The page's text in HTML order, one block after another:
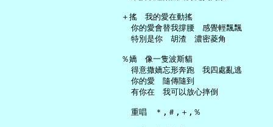
   ＋搖　我的愛在動搖
     你的愛會替我撐腰　感覺輕飄飄
     特別是你　胡渣　濃密菱角
   ％嬌　像一隻波斯貓
     得意撒嬌忘形奔跑　我四處亂逃
     你的愛　隨傳隨到
     有你在　我可以放心摔倒
     重唱　＊,＃,＋,％